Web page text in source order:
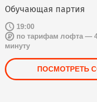
Обучающая партия
19:00
по тарифам лофта —
минуту
ПОСМОТРЕТЬ